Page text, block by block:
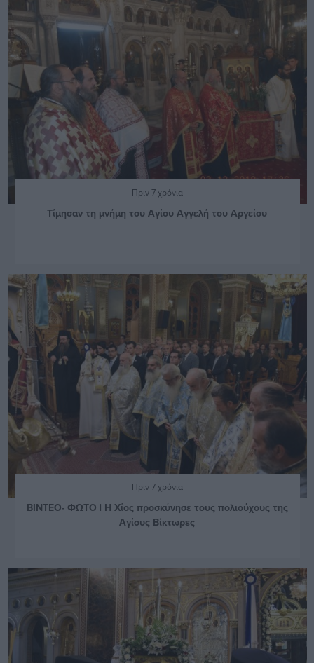
Πριν 7 χρόνια
Τίμησαν τη μνήμη του Αγίου Αγγελή του Αργείου
Πριν 7 χρόνια
ΒΙΝΤΕΟ- ΦΩΤΟ | Η Χίος προσκύνησε τους πολιούχους της
Αγίους Βίκτωρες